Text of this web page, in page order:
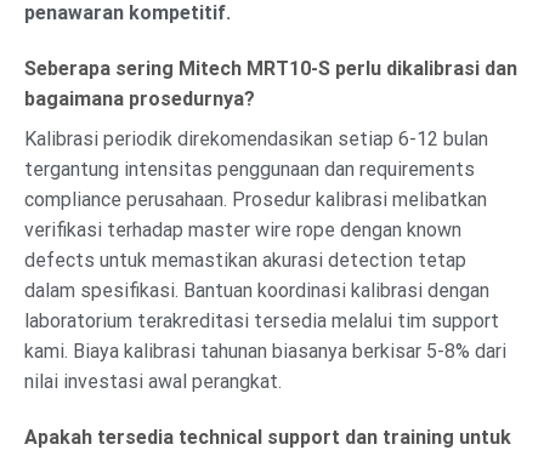
penawaran kompetitif.
Seberapa sering Mitech MRT10-S perlu dikalibrasi dan
bagaimana prosedurnya?
Kalibrasi periodik direkomendasikan setiap 6-12 bulan
tergantung intensitas penggunaan dan requirements
compliance perusahaan. Prosedur kalibrasi melibatkan
verifikasi terhadap master wire rope dengan known
defects untuk memastikan akurasi detection tetap
dalam spesifikasi. Bantuan koordinasi kalibrasi dengan
laboratorium terakreditasi tersedia melalui tim support
kami. Biaya kalibrasi tahunan biasanya berkisar 5-8% dari
nilai investasi awal perangkat.
Apakah tersedia technical support dan training untuk